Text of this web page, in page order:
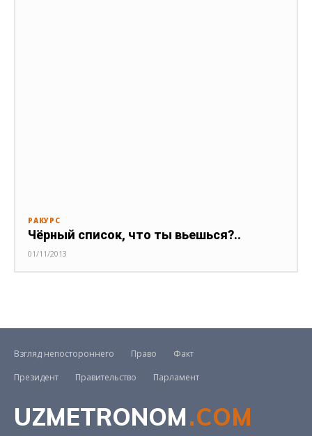
РАКУРС
Чёрный список, что ты вьешься?..
01/11/2013
Взгляд непостороннего Право
Факт
Президент
Правительство Парламент
UZMETRONOM.COM